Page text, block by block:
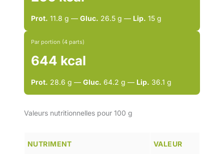
Prot. 11.8 g — Gluc. 26.5 g — Lip. 15 g
Par portion (4 parts)
644 kcal
Prot. 28.6 g — Gluc. 64.2 g — Lip. 36.1 g
Valeurs nutritionnelles pour 100 g
NUTRIMENT VALEUR